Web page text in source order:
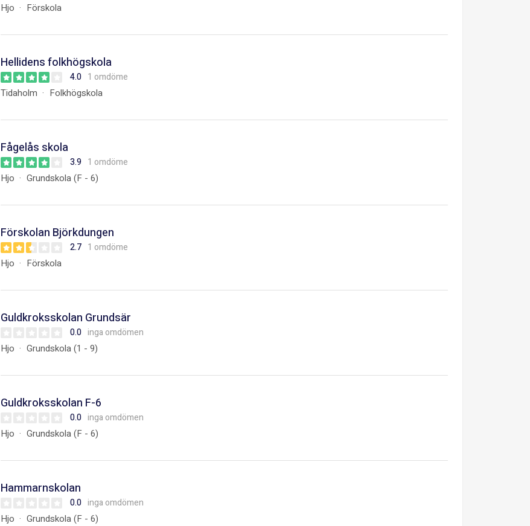
Hjo Förskola
Hellidens folkhögskola
4.0 1 omdöme
Tidaholm Folkhögskola
Fågelås skola
3.9 1 omdöme
Hjo Grundskola (F - 6)
Förskolan Björkdungen
2.7 1 omdöme
Hjo Förskola
Guldkroksskolan Grundsär
0.0 inga omdömen
Hjo Grundskola (1 - 9)
Guldkroksskolan F-6
0.0 inga omdömen
Hjo Grundskola (F - 6)
Hammarnskolan
0.0 inga omdömen
Hjo Grundskola (F - 6)